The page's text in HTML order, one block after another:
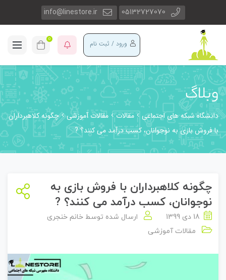
05132727070
info@linestore.ir
ورود / ثبت نام 0
وبلاگ
دانشگاه شبکه های اجتماعی مقالات مقالات آموزشی
چگونه کلاهبرداران
با فروش بازی به نوجوانان، کسب درآمد می کنند؟ ?
چگونه کلاهبرداران با فروش بازی به
نوجوانان، کسب درآمد می کنند؟ ?
18 دی 1399 ارسال شده توسط خانم خنجری
مقالات آموزشی